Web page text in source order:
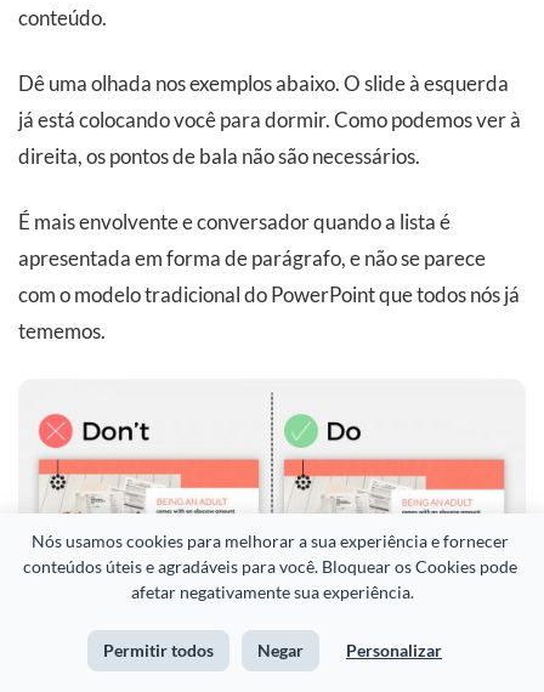
Nós usamos cookies para melhorar a sua experiência e fornecer
conteúdos úteis e agradáveis para você. Bloquear os Cookies pode
afetar negativamente sua experiência.
Permitir todos Negar Personalizar
conteúdo.
Dê uma olhada nos exemplos abaixo. O slide à esquerda
já está colocando você para dormir. Como podemos ver à
direita, os pontos de bala não são necessários.
É mais envolvente e conversador quando a lista é
apresentada em forma de parágrafo, e não se parece
com o modelo tradicional do PowerPoint que todos nós já
tememos.
Dica #6: Insira um único estilo de animação